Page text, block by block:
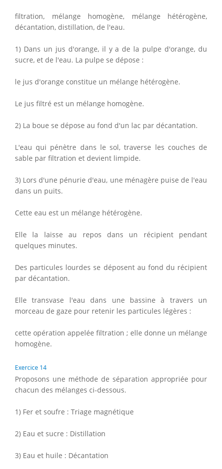
filtration, mélange homogène, mélange hétérogène,
décantation, distillation, de l'eau.
1) Dans un jus d'orange, il y a de la pulpe d'orange, du
sucre, et de l'eau. La pulpe se dépose :
le jus d'orange constitue un mélange hétérogène.
Le jus filtré est un mélange homogène.
2) La boue se dépose au fond d'un lac par décantation.
L'eau qui pénètre dans le sol, traverse les couches de
sable par filtration et devient limpide.
3) Lors d'une pénurie d'eau, une ménagère puise de l'eau
dans un puits.
Cette eau est un mélange hétérogène.
Elle la laisse au repos dans un récipient pendant
quelques minutes.
Des particules lourdes se déposent au fond du récipient
par décantation.
Elle transvase l'eau dans une bassine à travers un
morceau de gaze pour retenir les particules légères :
cette opération appelée filtration ; elle donne un mélange
homogène.
Exercice 14
Proposons une méthode de séparation appropriée pour
chacun des mélanges ci-dessous.
1) Fer et soufre : Triage magnétique
2) Eau et sucre : Distillation
3) Eau et huile : Décantation